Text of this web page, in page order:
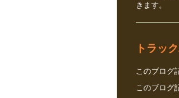
きます。
トラッ
このブログ
このブログ